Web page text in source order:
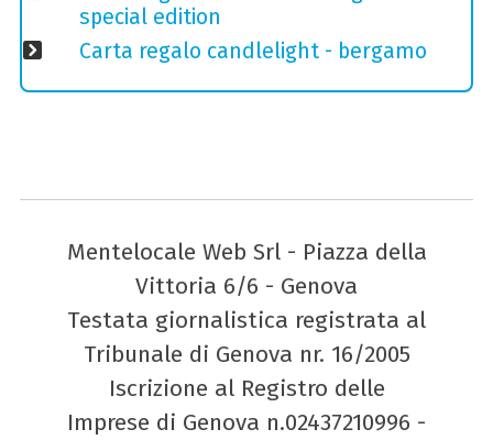
special edition
Carta regalo candlelight - bergamo
Mentelocale Web Srl - Piazza della
Vittoria 6/6 - Genova
Testata giornalistica registrata al
Tribunale di Genova nr. 16/2005
Iscrizione al Registro delle
Imprese di Genova n.02437210996 -